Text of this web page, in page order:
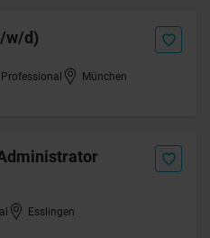
w/d)
Professional
München
Esslingen